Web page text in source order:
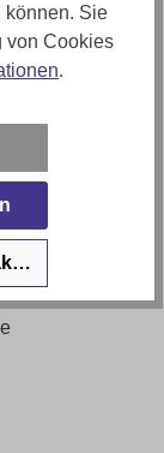
können. Sie
von Cookies
.